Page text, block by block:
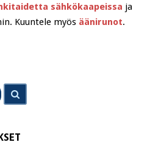
sähkökaapeissa ja
Kuuntele myös äänirunot.